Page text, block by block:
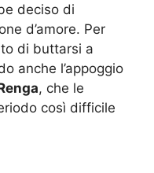
deciso di
d’amore. Per
di buttarsi a
anche l’appoggio
, che le
così difficile